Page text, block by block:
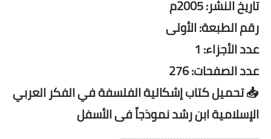
تاريخ النشر: 2005م
رقم الطبعة: الأولى
عدد الأجزاء: 1
عدد الصفحات: 276
📥 تحميل كتاب إشكالية الفلسفة في الفكر العربي
الإسلامية ابن رشد نموذجاً فى الأسفل